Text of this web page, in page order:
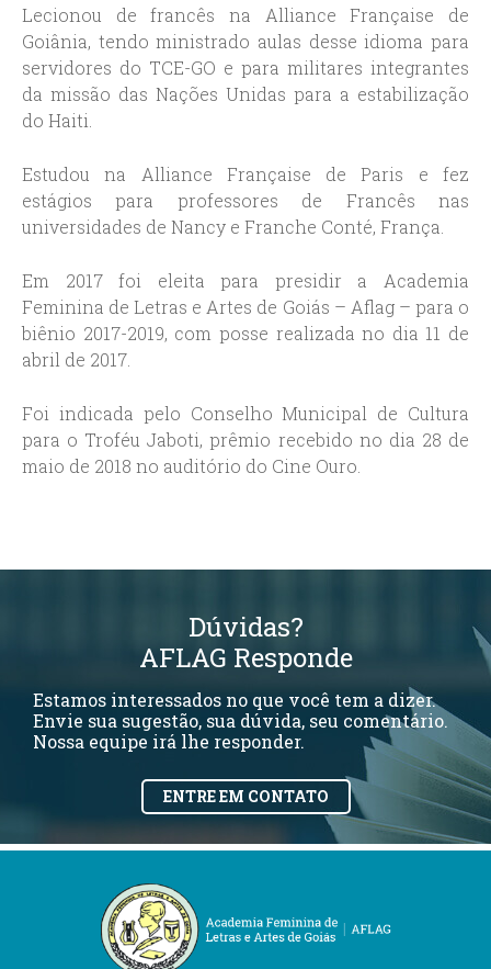
Lecionou de francês na Alliance Française de
Goiânia, tendo ministrado aulas desse idioma para
servidores do TCE-GO e para militares integrantes
da missão das Nações Unidas para a estabilização
do Haiti.
Estudou na Alliance Française de Paris e fez
estágios para professores de Francês nas
universidades de Nancy e Franche Conté, França.
Em 2017 foi eleita para presidir a Academia
Feminina de Letras e Artes de Goiás – Aflag – para o
biênio 2017-2019, com posse realizada no dia 11 de
abril de 2017.
Foi indicada pelo Conselho Municipal de Cultura
para o Troféu Jaboti, prêmio recebido no dia 28 de
maio de 2018 no auditório do Cine Ouro.
Dúvidas?
AFLAG Responde
Estamos interessados no que você tem a dizer.
Envie sua sugestão, sua dúvida, seu comentário.
Nossa equipe irá lhe responder.
ENTRE EM CONTATO